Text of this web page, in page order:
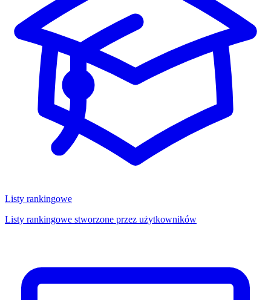
Listy rankingowe
Listy rankingowe stworzone przez użytkowników